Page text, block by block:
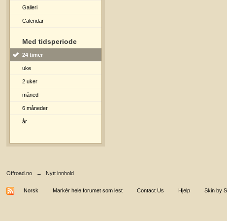
Galleri
Calendar
Med tidsperiode
24 timer
uke
2 uker
måned
6 måneder
år
Offroad.no → Nytt innhold
Norsk Markér hele forumet som lest Contact Us Hjelp Skin by